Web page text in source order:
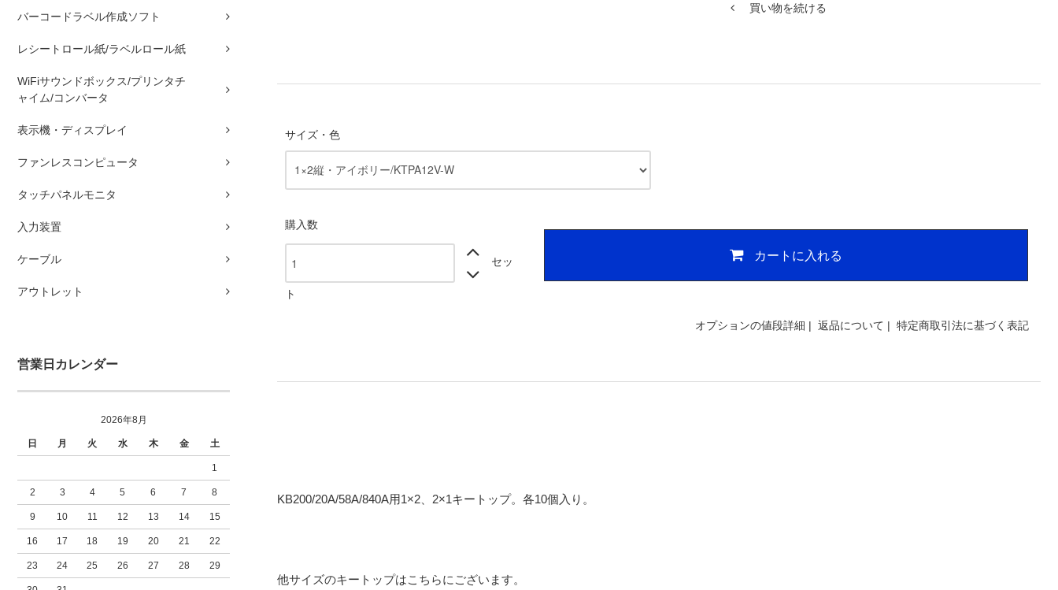
バーコードラベル作成ソフト
レシートロール紙/ラベルロール紙
WiFiサウンドボックス/プリンタチ
ャイム/コンバータ
表示機・ディスプレイ
ファンレスコンピュータ
タッチパネルモニタ
入力装置
ケーブル
アウトレット
営業日カレンダー
2026年8月
日 月 火 水 木 金 土
1
2 3 4 5 6 7 8
9 10 11 12 13 14 15
16 17 18 19 20 21 22
23 24 25 26 27 28 29
買い物を続ける
サイズ・色
購入数
セッ
ト
カートに入れる
オプションの値段詳細 | 返品について | 特定商取引法に基づく表記
KB200/20A/58A/840A用1×2、2×1キートップ。各10個入り。
他サイズのキートップはこちらにございます。